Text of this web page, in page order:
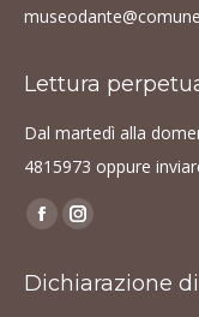
Lettura
Dal martedì alla
4815973 oppure
Find us on:
Facebook
opens
Instagram
opens
Dichiarazione